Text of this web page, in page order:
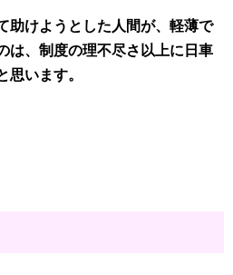
けようとした人間が、軽薄で
は、制度の理不尽さ以上に日車
思います。